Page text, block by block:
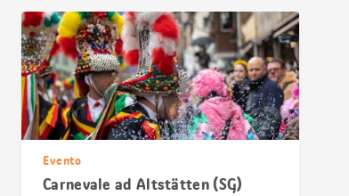
Evento
Carnevale ad Altstätten (SG)